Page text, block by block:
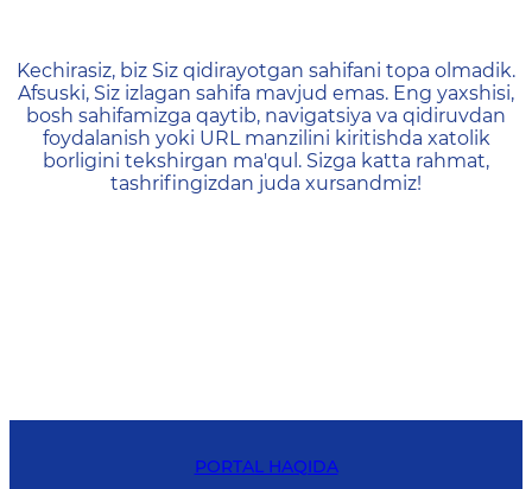
404 — Страница не
Kechirasiz, biz Siz qidirayotgan sahifani topa olmadik.
Afsuski, Siz izlagan sahifa mavjud emas. Eng yaxshisi,
bosh sahifamizga qaytib, navigatsiya va qidiruvdan
foydalanish yoki URL manzilini kiritishda xatolik
borligini tekshirgan ma'qul. Sizga katta rahmat,
tashrifingizdan juda xursandmiz!
PORTAL HAQIDA